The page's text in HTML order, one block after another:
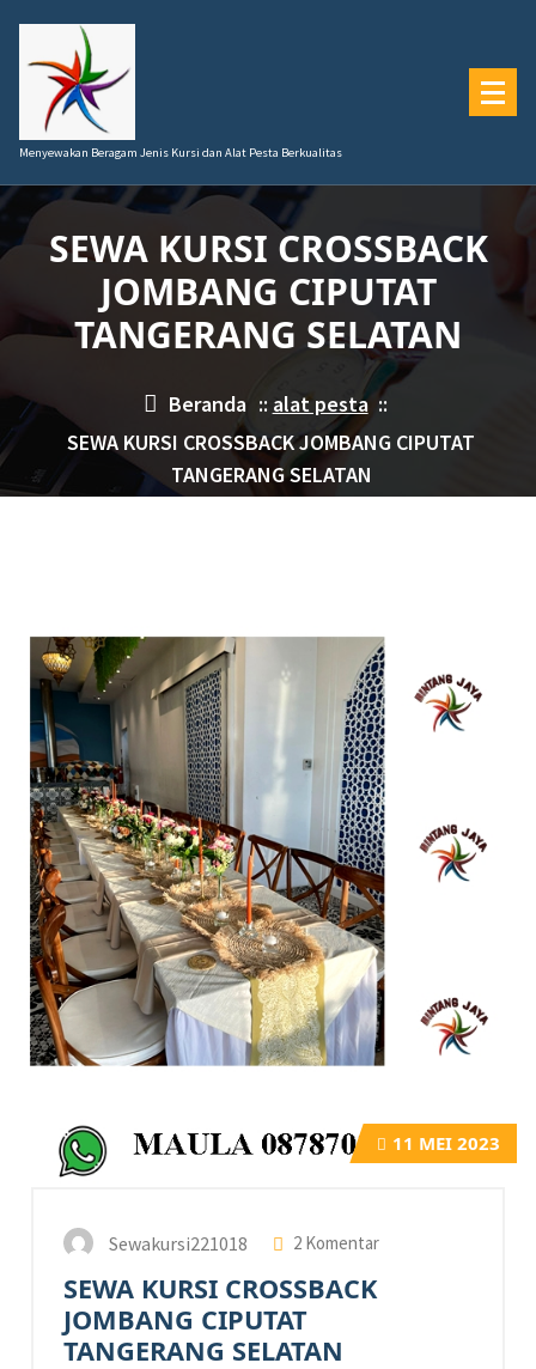
konten
Menyewakan Beragam Jenis Kursi dan Alat Pesta Berkualitas
SEWA KURSI CROSSBACK
JOMBANG CIPUTAT
TANGERANG SELATAN
Beranda :: alat pesta::
SEWA KURSI CROSSBACK JOMBANG CIPUTAT
TANGERANG SELATAN
11 MEI 2023
Sewakursi221018 2 Komentar
SEWA KURSI CROSSBACK
JOMBANG CIPUTAT
TANGERANG SELATAN